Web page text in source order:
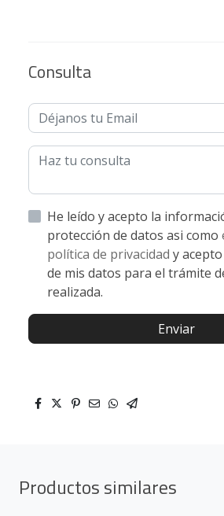
Consulta
He leído y acepto la información básica sobre
protección de datos asi como
política de privacidad y
de mis datos para el trámite
realizada.
Enviar
Productos similares